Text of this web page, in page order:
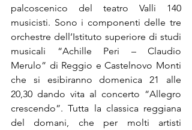
palcoscenico del teatro Valli 140
musicisti. Sono i componenti delle tre
orchestre dell’Istituto superiore di studi
musicali “Achille Peri – Claudio
Merulo” di Reggio e Castelnovo Monti
che si esibiranno domenica 21 alle
20,30 dando vita al concerto “Allegro
crescendo”. Tutta la classica reggiana
del domani, che per molti artisti